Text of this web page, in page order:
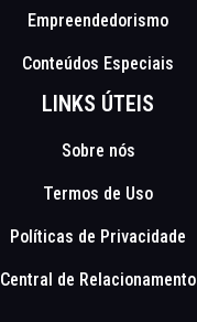
Empreendedorismo
Conteúdos Especiais
LINKS ÚTEIS
Sobre nós
Termos de Uso
Políticas de Privacidade
Central de Relacionamento